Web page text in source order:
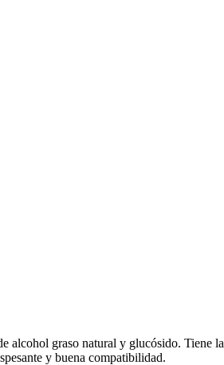
alcohol graso natural y glucósido. Tiene
y buena compatibilidad.